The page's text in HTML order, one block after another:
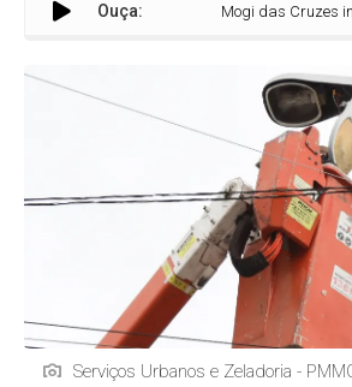
Ouça: Mogi das Cruzes
Serviços Urbanos e Zeladoria -